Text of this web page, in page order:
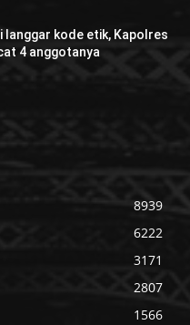
langgar kode etik, Kapolres
4 anggotanya
8939
6222
3171
2807
1566